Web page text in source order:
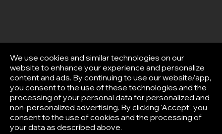
We use cookies and similar technologies on our
website to enhance your experience and personalize
content and ads. By continuing to use our website/app,
you consent to the use of these technologies and the
processing of your personal data for personalized and
non-personalized advertising. By clicking 'Accept', you
consent to the use of cookies and the processing of
your data as described above.